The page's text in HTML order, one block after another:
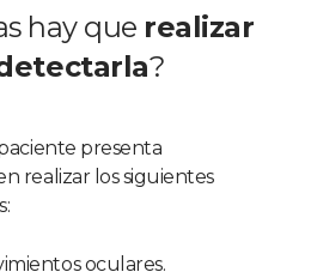
hay que realizar
?
presenta
realizar los siguientes
oculares.